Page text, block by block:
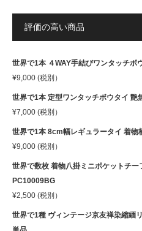
評価の高い商品
世界で1本 ４WAY手結びワンタッチボ
¥9,000 (税別）
世界で1本 定型ワンタッチボウタイ 艶
¥7,000 (税別）
世界で1本 8cm幅レギュラータイ 着物
¥9,000 (税別）
世界で数枚 着物八掛ミニポケットチー
PC10009BG
¥2,500 (税別）
世界で1種 ヴィンテージ京友禅染縮